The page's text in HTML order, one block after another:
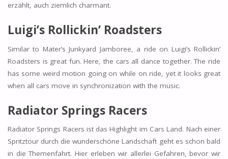
erzählt, auch ziemlich charmant.
Luigi’s Rollickin’ Roadsters
Similar to Mater’s Junkyard Jamboree, a ride on Luigi’s Rollickin’
Roadsters is great fun. Here, the cars all dance together. The ride
has some weird motion going on while on ride, yet it looks great
when all cars move in synchronization with the music.
Radiator Springs Racers
Radiator Springs Racers ist das Highlight im Cars Land. Nach einer
Spritztour durch die wunderschöne Landschaft geht es schon bald
in die Themenfahrt. Hier erleben wir allerlei Gefahren, bevor wir